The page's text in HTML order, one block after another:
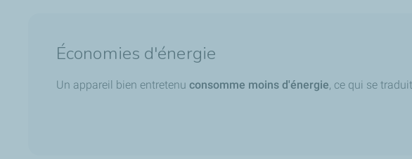
Économies d'énergie
Un appareil bien entretenu consomme moins d'énergie, ce qui se